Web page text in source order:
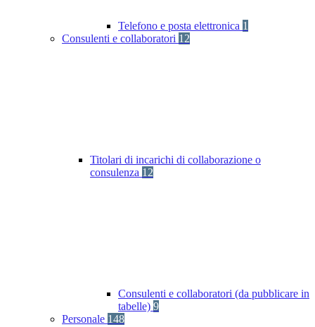
Telefono e posta elettronica 1
Consulenti e collaboratori 12
Titolari di incarichi di collaborazione o
consulenza 12
Consulenti e collaboratori (da pubblicare in
tabelle) 9
Personale 148